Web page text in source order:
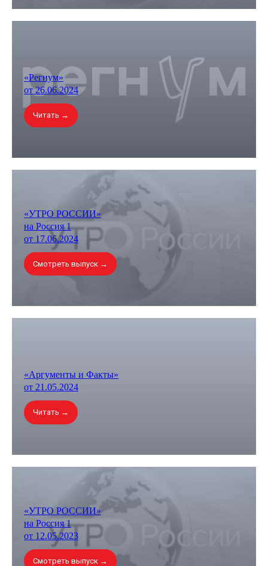
«Регнум»
от 26.06.2024
Читать →
«УТРО РОССИИ»
на Россия 1
от 17.06.2024
Смотреть выпуск →
«Аргументы и Факты»
от 21.05.2024
Читать →
«УТРО РОССИИ»
на Россия 1
от 12.05.2023
Смотреть выпуск →
БУДУЩЕГО